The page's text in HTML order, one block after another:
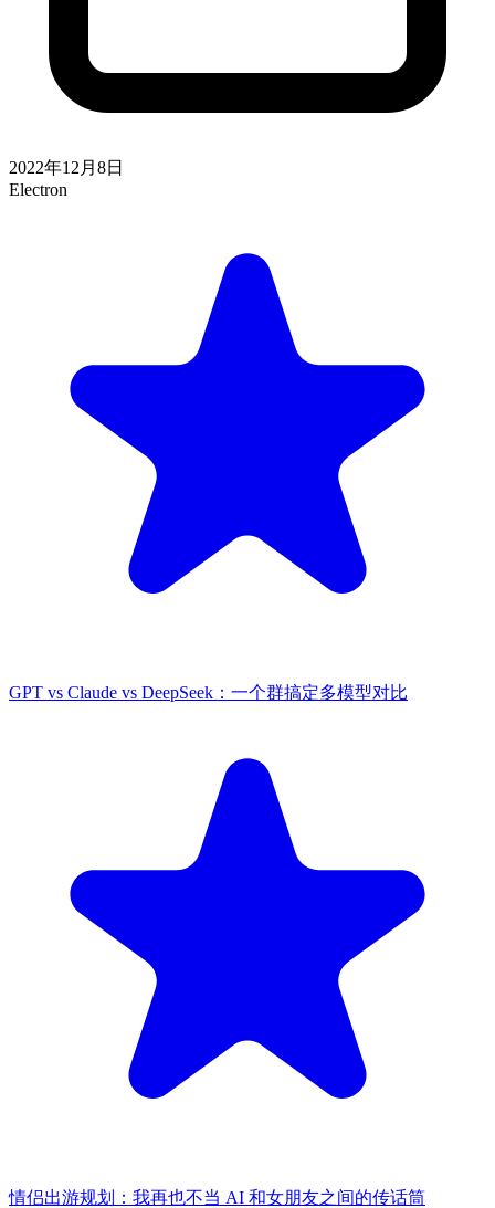
2022年12月8日
Electron
GPT vs Claude vs DeepSeek：一个群搞定多模型对比
情侣出游规划：我再也不当 AI 和女朋友之间的传话筒